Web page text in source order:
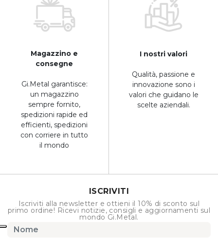
Magazzino e
consegne
Gi.Metal garantisce:
un magazzino
sempre fornito,
spedizioni rapide ed
efficienti, spedizioni
con corriere in tutto
il mondo
I nostri valori
Qualità, passione e
innovazione sono i
valori che guidano le
scelte aziendali.
ISCRIVITI
Iscriviti alla newsletter e ottieni il 10% di sconto sul
primo ordine! Ricevi notizie, consigli e aggiornamenti sul
mondo Gi.Metal.